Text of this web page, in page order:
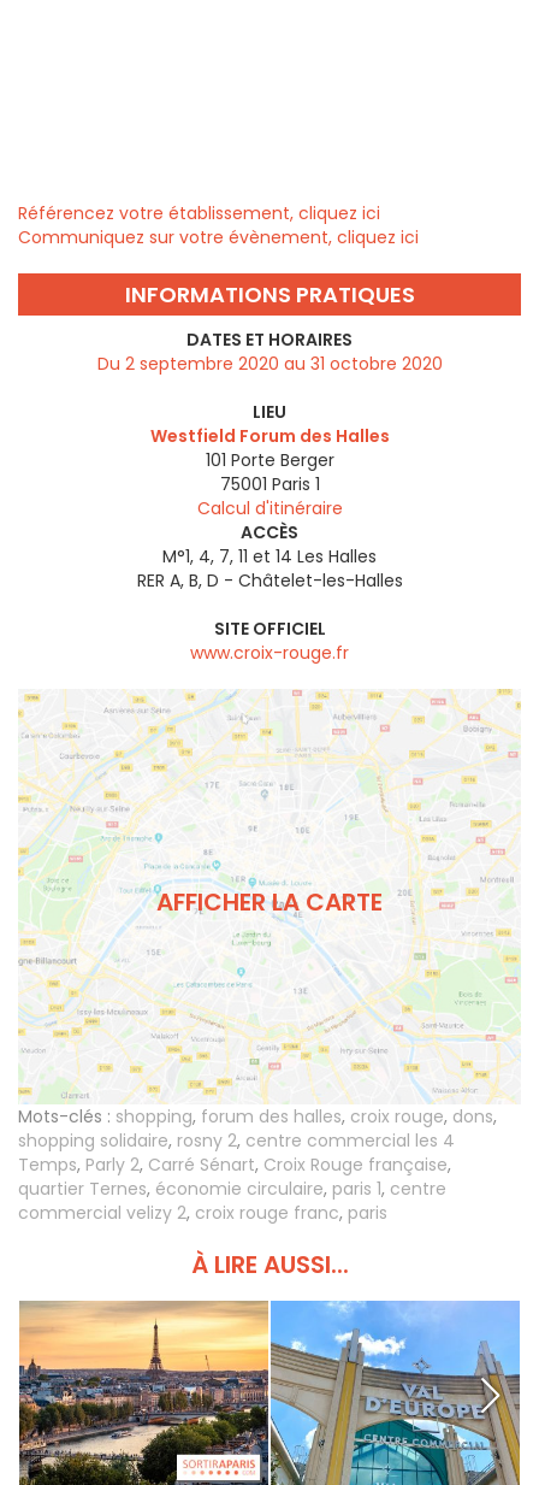
Référencez votre établissement, cliquez ici
Communiquez sur votre évènement, cliquez ici
INFORMATIONS PRATIQUES
DATES ET HORAIRES
Du 2 septembre 2020 au 31 octobre 2020
LIEU
Westfield Forum des Halles
101 Porte Berger
75001 Paris 1
Calcul d'itinéraire
ACCÈS
M°1, 4, 7, 11 et 14 Les Halles
RER A, B, D - Châtelet-les-Halles
SITE OFFICIEL
www.croix-rouge.fr
AFFICHER LA CARTE
Mots-clés : shopping, forum des halles, croix rouge, dons,
shopping solidaire, rosny 2, centre commercial les 4
Temps, Parly 2, Carré Sénart, Croix Rouge française,
quartier Ternes, économie circulaire, paris 1, centre
commercial velizy 2, croix rouge franc, paris
À LIRE AUSSI...